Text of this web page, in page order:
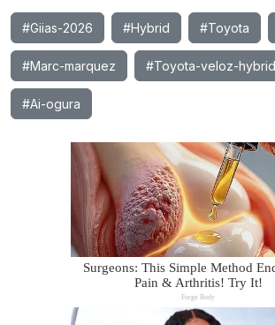
#Giias-2026 #Hybrid #Toyota
#Marc-marquez #Toyota-veloz-hybrid
#Ai-ogura